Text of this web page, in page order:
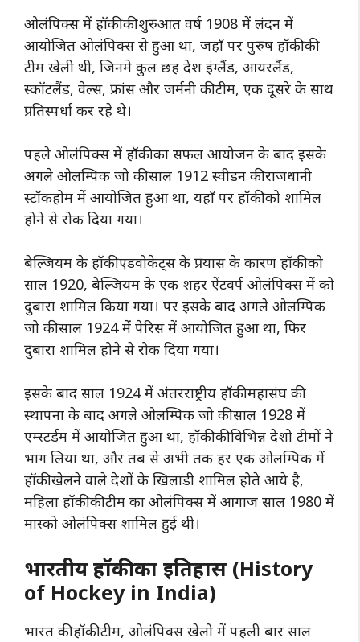
ओलंपिक्स में हॉकी कीशुरुआत वर्ष 1908 में लंदन में
आयोजित ओलंपिक्स से हुआ था, जहाँ पर पुरुष हॉकी की
टीम खेली थी, जिनमे कुल छह देश इंग्लैंड, आयरलैंड,
स्कॉटलैंड, वेल्स, फ्रांस और जर्मनी की टीम, एक दूसरे के साथ
प्रतिस्पर्धा कर रहे थे।
पहले ओलंपिक्स में हॉकी का सफल आयोजन के बाद इसके
अगले ओलम्पिक जो की साल 1912 स्वीडन की राजधानी
स्टॉकहोम में आयोजित हुआ था, यहाँ पर हॉकी को शामिल
होने से रोक दिया गया।
बेल्जियम के हॉकी एडवोकेट्स के प्रयास के कारण हॉकी को
साल 1920, बेल्जियम के एक शहर ऐंटवर्प ओलंपिक्स में को
दुबारा शामिल किया गया। पर इसके बाद अगले ओलम्पिक
जो की साल 1924 में पेरिस में आयोजित हुआ था, फिर
दुबारा शामिल होने से रोक दिया गया।
इसके बाद साल 1924 में अंतरराष्ट्रीय हॉकी महासंघ की
स्थापना के बाद अगले ओलम्पिक जो की साल 1928 में
एम्स्टर्डम में आयोजित हुआ था, हॉकी की विभिन्न देशो टीमों ने
भाग लिया था, और तब से अभी तक हर एक ओलम्पिक में
हॉकी खेलने वाले देशों के खिलाडी शामिल होते आये है,
महिला हॉकी की टीम का ओलंपिक्स में आगाज साल 1980 में
मास्को ओलंपिक्स शामिल हुई थी।
भारतीय हॉकी का इतिहास (History
of Hockey in India)
भारत की हॉकी टीम, ओलंपिक्स खेलो में पहली बार साल